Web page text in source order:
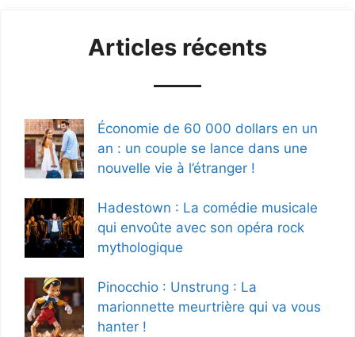
Articles récents
Économie de 60 000 dollars en un
an : un couple se lance dans une
nouvelle vie à l’étranger !
Hadestown : La comédie musicale
qui envoûte avec son opéra rock
mythologique
Pinocchio : Unstrung : La
marionnette meurtrière qui va vous
hanter !